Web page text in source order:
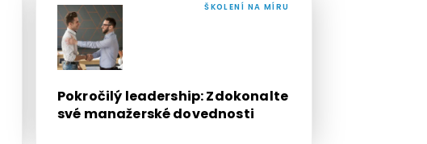
Pokročilý leadership: Zdokonalte
své manažerské dovednosti
ŠKOLENÍ NA MÍRU